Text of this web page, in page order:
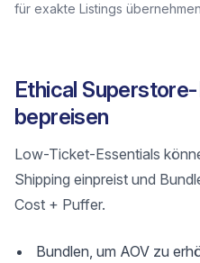
für exakte Listings
Ethical
bepreisen
Low-Ticket-Essentials
Shipping einpreist und
Cost + Puffer.
Bundlen, um AOV zu